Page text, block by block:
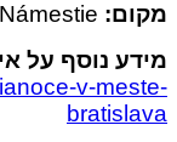
Hlavné Námestie
נוסף על
vianoce-v-